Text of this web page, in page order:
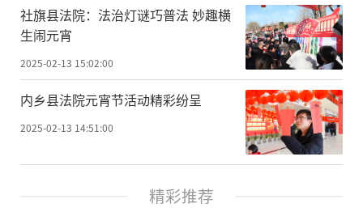
社旗县法院：法治灯谜巧普法 妙趣横
生闹元宵
2025-02-13 15:02:00
内乡县法院元宵节活动精彩纷呈
2025-02-13 14:51:00
精彩推荐